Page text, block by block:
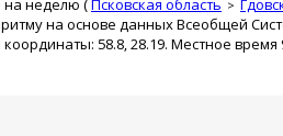
на неделю (Псковская область
на основе данных Всеобщей
58.8, 28.19. Местное время